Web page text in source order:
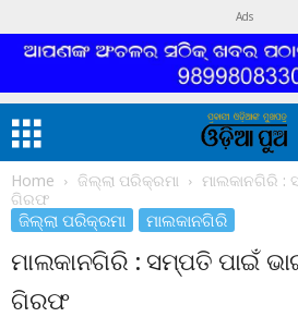
Ads
Home ଜିଲ୍ଲା ପରିକ୍ରମା
ମାଲକାନଗିରି :
ଗିରଫ
ଜିଲ୍ଲା ପରିକ୍ରମା ମାଲକାନଗିରି
ମାଲକାନଗିରି : ସମ୍ପତି ପାଇଁ
ଗିରଫ